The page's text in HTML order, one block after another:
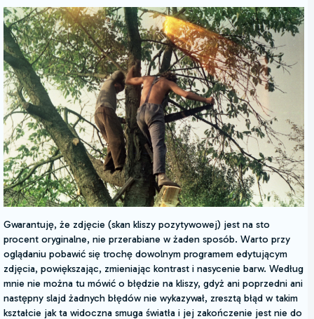
Gwarantuję, że zdjęcie (skan kliszy pozytywowej) jest na sto
procent oryginalne, nie przerabiane w żaden sposób. Warto przy
oglądaniu pobawić się trochę dowolnym programem edytującym
zdjęcia, powiększając, zmieniając kontrast i nasycenie barw. Według
mnie nie można tu mówić o błędzie na kliszy, gdyż ani poprzedni ani
następny slajd żadnych błędów nie wykazywał, zresztą błąd w takim
kształcie jak ta widoczna smuga światła i jej zakończenie jest nie do